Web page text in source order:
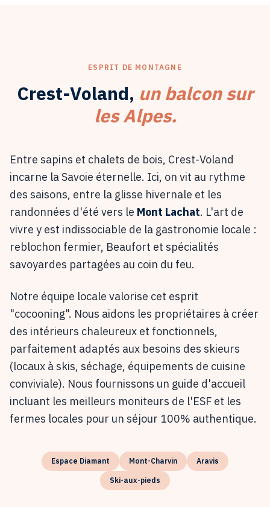
ESPRIT DE MONTAGNE
Crest-Voland, un balcon sur
les Alpes.
Entre sapins et chalets de bois, Crest-Voland
incarne la Savoie éternelle. Ici, on vit au rythme
des saisons, entre la glisse hivernale et les
randonnées d'été vers le Mont Lachat. L'art de
vivre y est indissociable de la gastronomie locale :
reblochon fermier, Beaufort et spécialités
savoyardes partagées au coin du feu.
Notre équipe locale valorise cet esprit
"cocooning". Nous aidons les propriétaires à créer
des intérieurs chaleureux et fonctionnels,
parfaitement adaptés aux besoins des skieurs
(locaux à skis, séchage, équipements de cuisine
conviviale). Nous fournissons un guide d'accueil
incluant les meilleurs moniteurs de l'ESF et les
fermes locales pour un séjour 100% authentique.
Espace Diamant Mont-Charvin Aravis
Ski-aux-pieds